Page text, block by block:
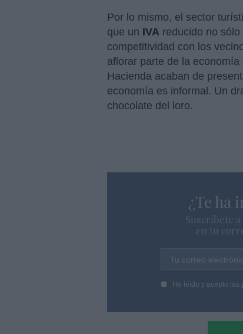
Por lo mismo, el sector
que un IVA reducido no
competitividad con los
aflorar parte de la
Hacienda acaban de
economía es informal. Un
chocolate del loro.
¿Te ha
Suscríbete
en tu
Tu correo
He leído y acepto las